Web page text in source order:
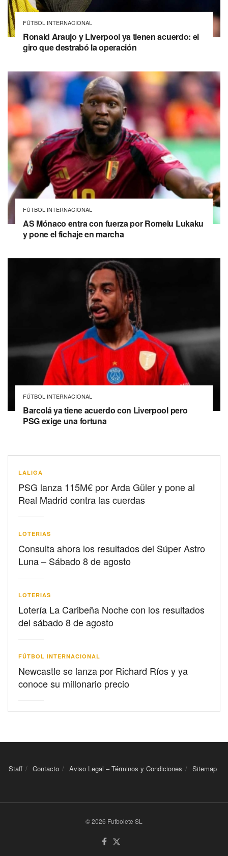
FÚTBOL INTERNACIONAL
Ronald Araujo y Liverpool ya tienen acuerdo: el
giro que destrabó la operación
FÚTBOL INTERNACIONAL
AS Mónaco entra con fuerza por Romelu Lukaku
y pone el fichaje en marcha
FÚTBOL INTERNACIONAL
Barcolá ya tiene acuerdo con Liverpool pero
PSG exige una fortuna
LALIGA
PSG lanza 115M€ por Arda Güler y pone al
Real Madrid contra las cuerdas
LOTERIAS
Consulta ahora los resultados del Súper Astro
Luna – Sábado 8 de agosto
LOTERIAS
Lotería La Caribeña Noche con los resultados
del sábado 8 de agosto
FÚTBOL INTERNACIONAL
Newcastle se lanza por Richard Ríos y ya
conoce su millonario precio
Staff Contacto Aviso Legal – Términos y Condiciones Sitemap
© 2026 Futbolete SL